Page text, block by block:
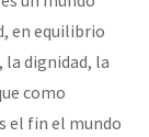
en equilibrio
la dignidad, la
como
el fin el mundo